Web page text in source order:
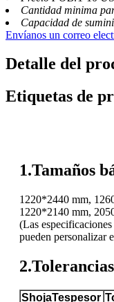
Cantidad minima
Capacidad de
Envíanos un correo
Detalle del
Etiquetas de
1.Tamaños
1220*2440 mm,
1220*2140 mm,
(Las
pueden personalizar
S hojaTespesor